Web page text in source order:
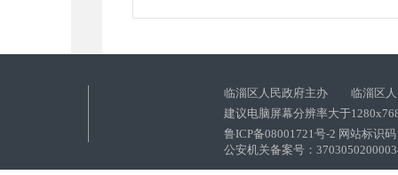
临淄区人民政府主办 临淄区人
建议电脑屏幕分辨率大于
鲁ICP备08001721号-2 网站标识
公安机关备案号：